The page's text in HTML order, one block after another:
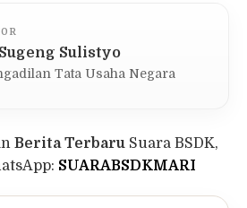
Sulistyo
Tata Usaha Negara
Berita Terbaru Suara BSDK,
SUARABSDKMARI